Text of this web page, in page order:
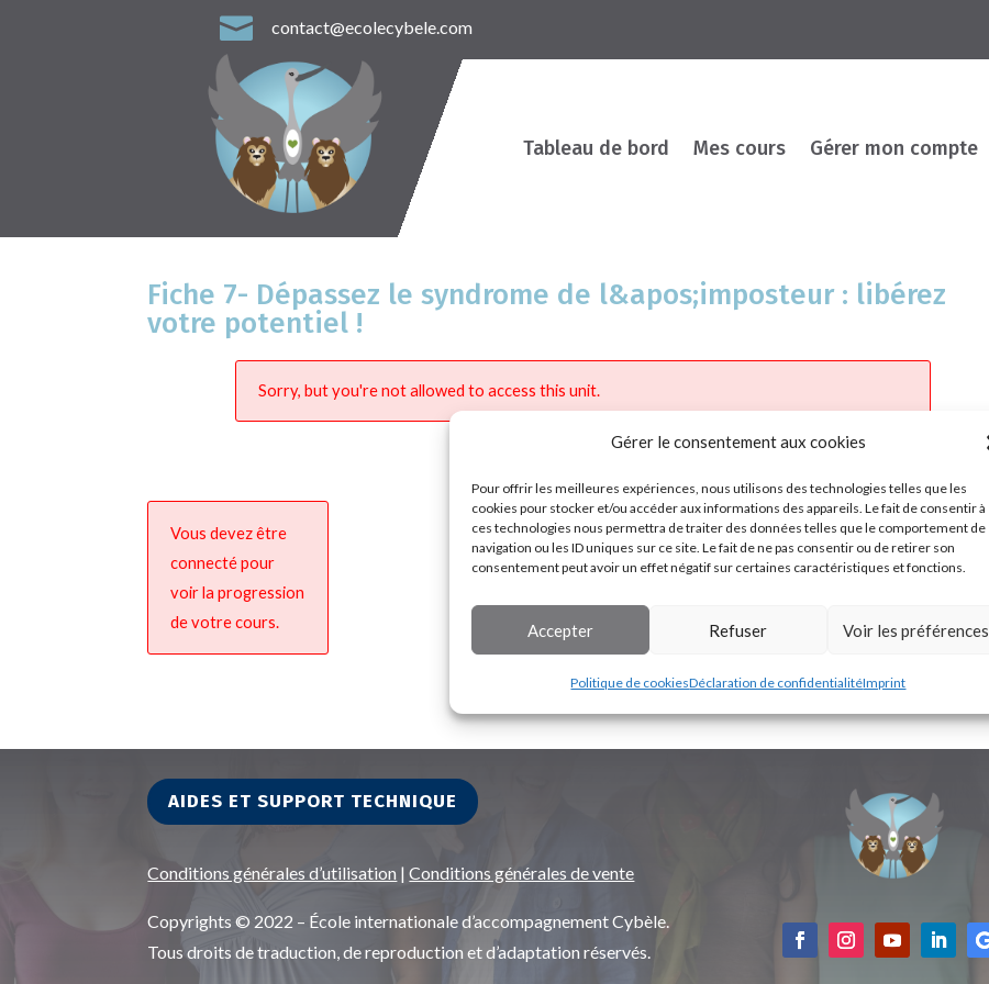
Gérer le consentement aux cookies
Pour offrir les meilleures expériences, nous utilisons des technologies telles que les
cookies pour stocker et/ou accéder aux informations des appareils. Le fait de consentir à
ces technologies nous permettra de traiter des données telles que le comportement de
navigation ou les ID uniques sur ce site. Le fait de ne pas consentir ou de retirer son
consentement peut avoir un effet négatif sur certaines caractéristiques et fonctions.
Accepter Refuser Voir les préférences
Politique de cookiesDéclaration de confidentialitéImprint
 contact@ecolecybele.com
Tableau de bord Mes cours Gérer mon compte
Fiche 7- Dépassez le syndrome de l&apos;imposteur : libérez
votre potentiel !
Sorry, but you're not allowed to access this unit.
Vous devez être
connecté pour
voir la progression
de votre cours.
AIDES ET SUPPORT TECHNIQUE
Conditions générales d’utilisation | Conditions générales de vente
Copyrights © 2022 – École internationale d’accompagnement Cybèle.
Tous droits de traduction, de reproduction et d’adaptation réservés.